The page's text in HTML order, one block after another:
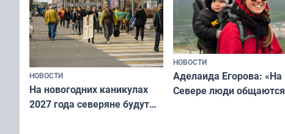
НОВОСТИ
На новогодних каникулах
2027 года северяне будут
НОВОСТИ
Аделаида Егорова: «На
Севере люди общаются